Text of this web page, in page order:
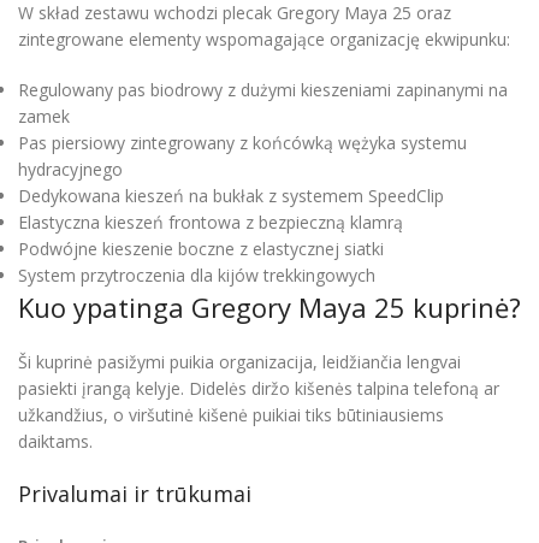
W skład zestawu wchodzi plecak Gregory Maya 25 oraz
zintegrowane elementy wspomagające organizację ekwipunku:
Regulowany pas biodrowy z dużymi kieszeniami zapinanymi na
zamek
Pas piersiowy zintegrowany z końcówką wężyka systemu
hydracyjnego
Dedykowana kieszeń na bukłak z systemem SpeedClip
Elastyczna kieszeń frontowa z bezpieczną klamrą
Podwójne kieszenie boczne z elastycznej siatki
System przytroczenia dla kijów trekkingowych
Kuo ypatinga Gregory Maya 25 kuprinė?
Ši kuprinė pasižymi puikia organizacija, leidžiančia lengvai
pasiekti įrangą kelyje. Didelės diržo kišenės talpina telefoną ar
užkandžius, o viršutinė kišenė puikiai tiks būtiniausiems
daiktams.
Privalumai ir trūkumai